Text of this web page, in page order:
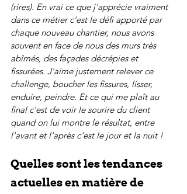
(rires). En vrai ce que j'apprécie vraiment
dans ce métier c'est le défi apporté par
chaque nouveau chantier, nous avons
souvent en face de nous des murs très
abîmés, des façades décrépies et
fissurées. J'aime justement relever ce
challenge, boucher les fissures, lisser,
enduire, peindre. Et ce qui me plaît au
final c'est de voir le sourire du client
quand on lui montre le résultat, entre
l'avant et l'après c'est le jour et la nuit !
Quelles sont les tendances
actuelles en matière de